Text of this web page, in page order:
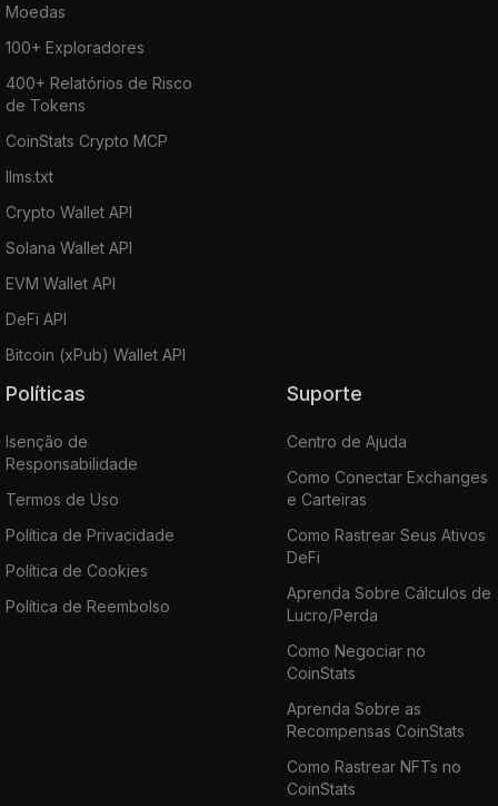
Moedas
100+ Exploradores
400+ Relatórios de Risco
de Tokens
CoinStats Crypto MCP
llms.txt
Crypto Wallet API
Solana Wallet API
EVM Wallet API
DeFi API
Bitcoin (xPub) Wallet API
Políticas
Isenção de
Responsabilidade
Termos de Uso
Política de Privacidade
Política de Cookies
Política de Reembolso
Suporte
Centro de Ajuda
Como Conectar Exchanges
e Carteiras
Como Rastrear Seus Ativos
DeFi
Aprenda Sobre Cálculos de
Lucro/Perda
Como Negociar no
CoinStats
Aprenda Sobre as
Recompensas CoinStats
Como Rastrear NFTs no
CoinStats